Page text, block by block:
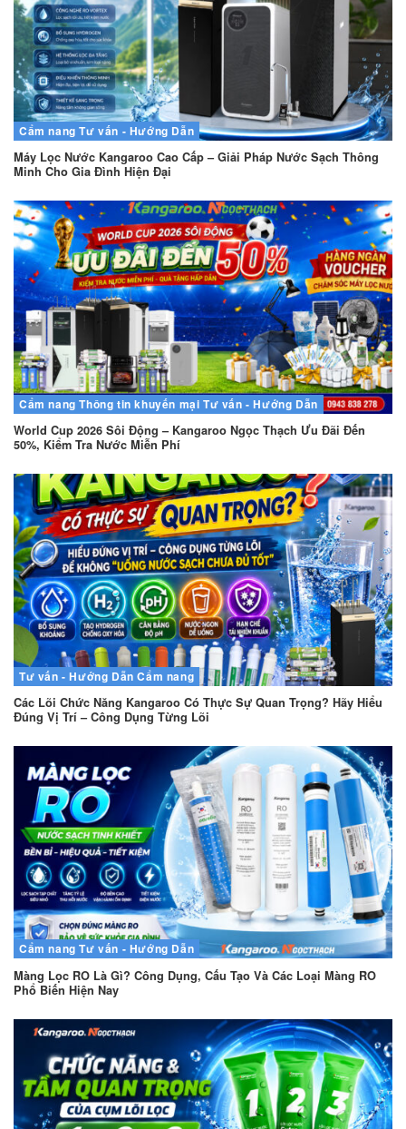
Cẩm nang Tư vấn - Hướng Dẫn
Máy Lọc Nước Kangaroo Cao Cấp – Giải Pháp Nước Sạch Thông
Minh Cho Gia Đình Hiện Đại
Cẩm nang Thông tin khuyến mại Tư vấn - Hướng Dẫn
World Cup 2026 Sôi Động – Kangaroo Ngọc Thạch Ưu Đãi Đến
50%, Kiểm Tra Nước Miễn Phí
Tư vấn - Hướng Dẫn Cẩm nang
Các Lõi Chức Năng Kangaroo Có Thực Sự Quan Trọng? Hãy Hiểu
Đúng Vị Trí – Công Dụng Từng Lõi
Cẩm nang Tư vấn - Hướng Dẫn
Màng Lọc RO Là Gì? Công Dụng, Cấu Tạo Và Các Loại Màng RO
Phổ Biến Hiện Nay